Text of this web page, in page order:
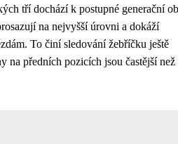
tří dochází k postupné generační
na nejvyšší úrovni a dokáží
To činí sledování žebříčku ještě
na předních pozicích jsou častější než